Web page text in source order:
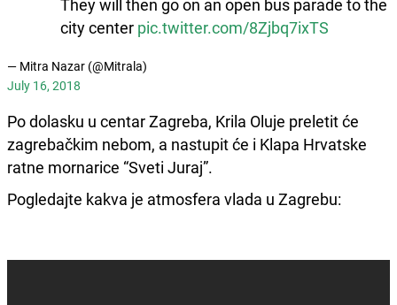
city center pic.twitter.com/8Zjbq7ixTS
— Mitra Nazar (@Mitrala)
July 16, 2018
Po dolasku u centar Zagreba, Krila Oluje preletit će
zagrebačkim nebom, a nastupit će i Klapa Hrvatske
ratne mornarice “Sveti Juraj”.
Pogledajte kakva je atmosfera vlada u Zagrebu: